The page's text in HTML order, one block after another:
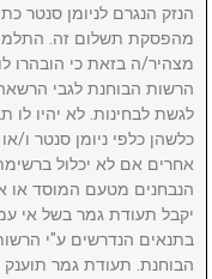
הנזק הנגרם לניומן סנטר
מהפסקת תשלום זה.
מצהיר/ה בזאת כי הובהרו
הרשות הבוחנת לגבי
לגשת לבחינות. לא יהיו לו
כלשהן כלפי ניומן סנטר ו/או
אחרים אם לא יכלול
הנבחנים מטעם המוסד או
יקבל תעודת גמר בשל אי
בתנאים הנדרשים ע"י
הבוחנת. תעודת גמר תוענק